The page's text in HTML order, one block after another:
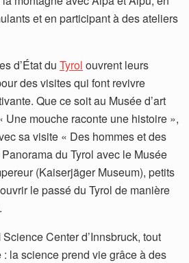
et en participant à des ateliers
d’État du Tyrol ouvrent leurs
des visites qui font revivre
Que ce soit au Musée d’art
Une mouche raconte une histoire »,
sa visite « Des hommes et des
du Tyrol avec le Musée
(Kaiserjäger Museum), petits
le passé du Tyrol de manière
Center d’Innsbruck, tout
: la science prend vie grâce à des